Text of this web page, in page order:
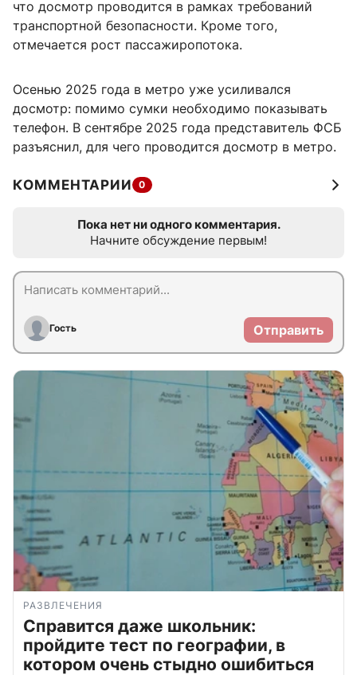
что досмотр проводится в рамках требований
транспортной безопасности. Кроме того,
отмечается рост пассажиропотока.
Осенью 2025 года в метро уже усиливался
досмотр: помимо сумки необходимо показывать
телефон. В сентябре 2025 года представитель ФСБ
разъяснил, для чего проводится досмотр в метро.
КОММЕНТАРИИ 0
Пока нет ни одного комментария.
Начните обсуждение первым!
Гость Отправить
РАЗВЛЕЧЕНИЯ
Справится даже школьник:
пройдите тест по географии, в
котором очень стыдно ошибиться